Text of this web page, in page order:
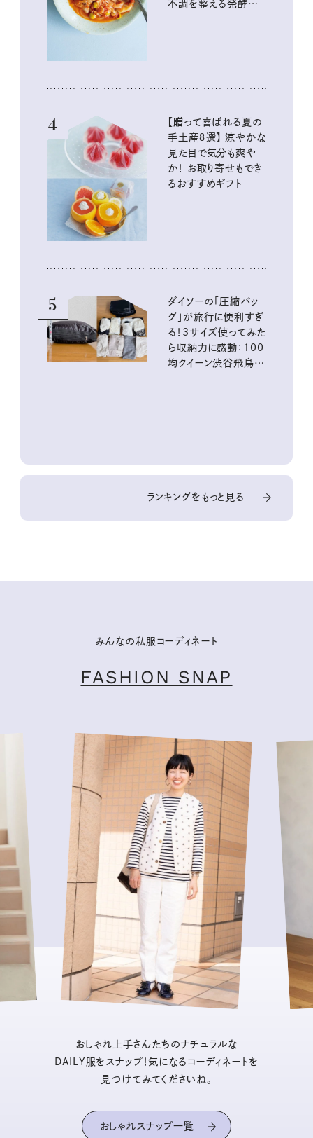
不調を整える発酵レ
4
【贈って喜ばれる夏の
手土産８選】 涼やかな
見た目で気分も爽や
か！ お取り寄せもでき
るおすすめギフト
5
ダイソーの「圧縮バッ
グ」が旅行に便利すぎ
る！3サイズ使ってみた
ら収納力に感動：100
均クイーン渋谷飛鳥の
ランキングをもっと見る
みんなの私服コーディネート
FASHION SNAP
おしゃれ上手さんたちのナチュラルな
DAILY服をスナップ！気になるコーディネートを
見つけてみてくださいね。
おしゃれスナップ一覧